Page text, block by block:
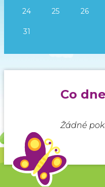
24 25 26
31
Co
Žádné